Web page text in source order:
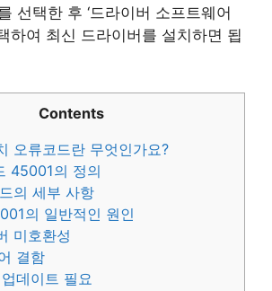
선택한 후 ‘드라이버 소프트웨어
하여 최신 드라이버를 설치하면 됩
Contents
오류코드란 무엇인가요?
45001의 정의
의 세부 사항
의 일반적인 원인
미호환성
결함
데이트 필요